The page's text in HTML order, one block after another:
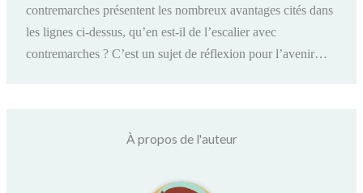
contremarches présentent les nombreux avantages cités dans
les lignes ci-dessus, qu’en est-il de l’escalier avec
contremarches ? C’est un sujet de réflexion pour l’avenir…
À propos de l'auteur